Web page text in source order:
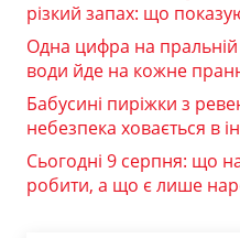
різкий запах: що
Одна цифра на
води йде на кожне
Бабусині пиріжки з
небезпека ховається в
Сьогодні 9 серпня: що
робити, а що є лише